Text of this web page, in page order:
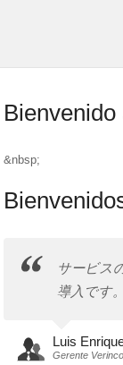
&nbsp;
サービス
導入です
Luis
Gerente